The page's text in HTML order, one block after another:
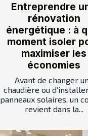
Entreprendre
rénovation
énergétique : à
moment isoler
maximiser les
économies
Avant de changer
chaudière ou
panneaux solaires, un
revient dans la...